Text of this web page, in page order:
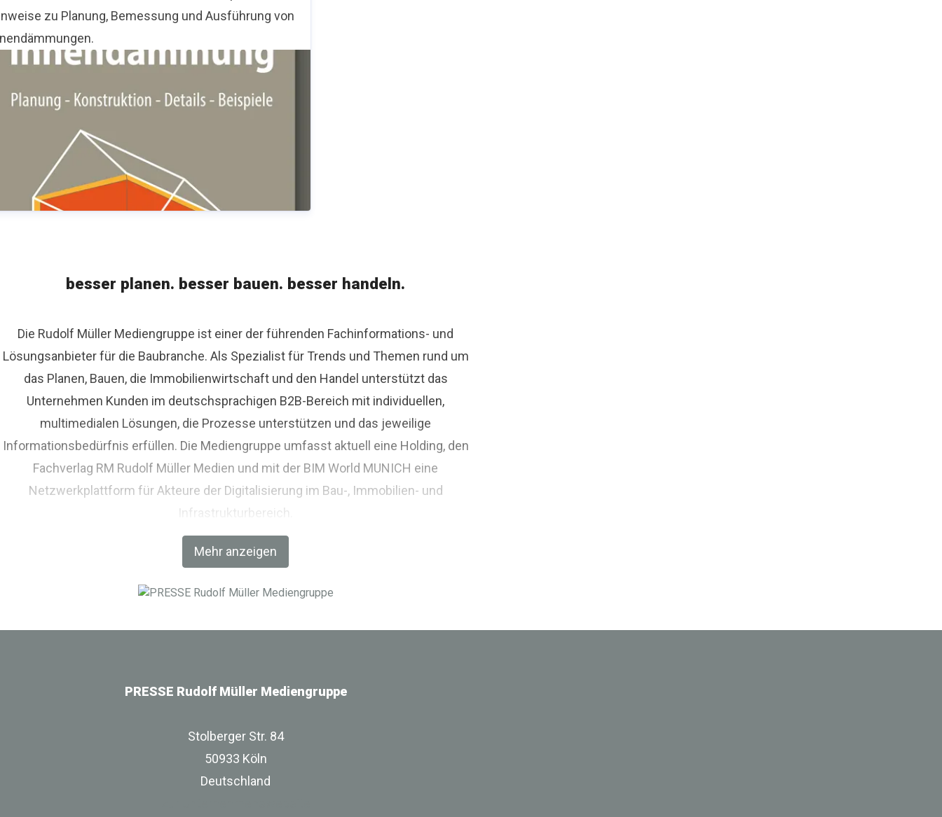
zu Planung, Bemessung und Ausführung von
besser planen. besser bauen. besser handeln.
Mehr anzeigen
Die Rudolf Müller Mediengruppe ist einer der führenden Fachinformations- und
Lösungsanbieter für die Baubranche. Als Spezialist für Trends und Themen rund um
das Planen, Bauen, die Immobilienwirtschaft und den Handel unterstützt das
Unternehmen Kunden im deutschsprachigen B2B-Bereich mit individuellen,
multimedialen Lösungen, die Prozesse unterstützen und das jeweilige
Informationsbedürfnis erfüllen. Die Mediengruppe umfasst aktuell eine Holding, den
Fachverlag RM Rudolf Müller Medien und mit der BIM World MUNICH eine
Netzwerkplattform für Akteure der Digitalisierung im Bau-, Immobilien- und
Infrastrukturbereich.
PRESSE Rudolf Müller Mediengruppe
Stolberger Str. 84
50933 Köln
Deutschland